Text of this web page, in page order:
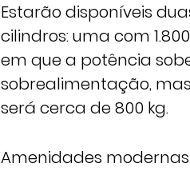
Estarão disponíveis
cilindros: uma com
em que a potência
sobrealimentação,
será cerca de 800 kg.
Amenidades modernas